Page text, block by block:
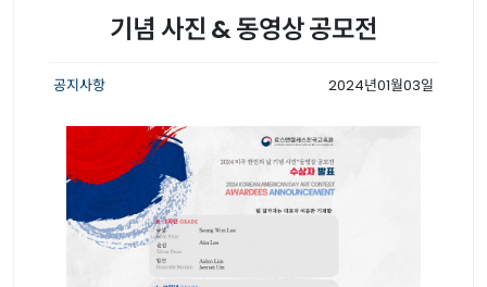
기념 사진 & 동영상 공모전
공지사항 2024년01월03일